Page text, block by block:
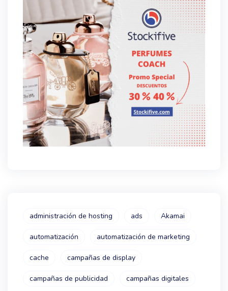
administración de hosting ads Akamai
automatización automatización de marketing
cache campañas de display
campañas de publicidad campañas digitales